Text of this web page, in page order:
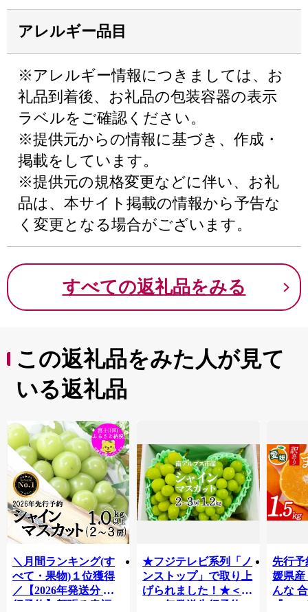
アレルギー品目
※アレルギー情報につきましては、お
礼品到着後、お礼品の包装容器の表示
ラベルをご確認ください。
※提供元からの情報に基づき、作成・
掲載をしています。
※提供元の規格変更などに伴い、お礼
品は、本サイト掲載の情報から予告な
く変更となる場合がございます。
すべての返礼品をみる
この返礼品をみた人が見て
いる返礼品
＼月間ランキング(す
べて・果物)１位獲得
／【2026年発送分 先
行予約】頬張る幸福
★フジテレビ系列「ノ
ンストップ」で取り上
げられました！★＜
2026年発送先行予約＞
先行予
媛県産
んな
『